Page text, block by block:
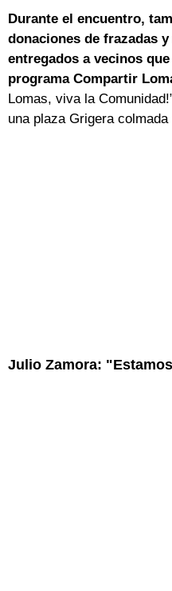
Durante el encuentro,
donaciones de frazadas
entregados a vecinos
programa Compartir
Lomas, viva la
una plaza Grigera
Julio Zamora: